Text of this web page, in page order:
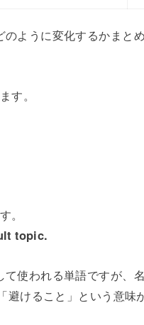
ように変化するかまと
す。
。
topic.
て使われる単語ですが、
けること」という意味